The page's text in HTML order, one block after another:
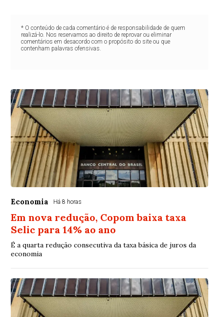
* O conteúdo de cada comentário é de responsabilidade de quem
realizá-lo. Nos reservamos ao direito de reprovar ou eliminar
comentários em desacordo com o propósito do site ou que
contenham palavras ofensivas.
Economia Há 8 horas
Em nova redução, Copom baixa taxa
Selic para 14% ao ano
É a quarta redução consecutiva da taxa básica de juros da
economia